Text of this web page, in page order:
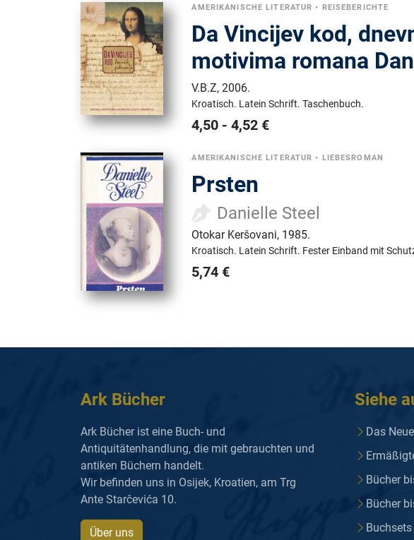
AMERIKANISCHE LITERATUR • REISEBERICHTE
Da Vincijev kod,
motivima romana
V.B.Z,2006.
Kroatisch. Latein Schrift.Taschenbuch.
4,50 -4,52 €
AMERIKANISCHE LITERATUR • LIEBESROMAN
Prsten
Danielle Steel
Otokar Keršovani, 1985.
Kroatisch. Latein Schrift. Fester Einband mit
5,74 €
Ark Bücher
Ark Bücher ist eine Buch- und
Antiquitätenhandlung, die mit gebrauchten und
antiken Büchern handelt.
Wir befinden uns in Osijek, Kroatien, am Trg
Ante Starčevića 10.
Über uns
Siehe
Das
Bücher
Bücher
Buchsets